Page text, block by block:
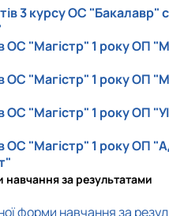
3 курсу ОС "Бакалавр" с
ОС "Магістр" 1 року ОП "М
ОС "Магістр" 1 року ОП "М
ОС "Магістр" 1 року ОП "УІ
ОС "Магістр" 1 року ОП
навчання за результатами
форми навчання за